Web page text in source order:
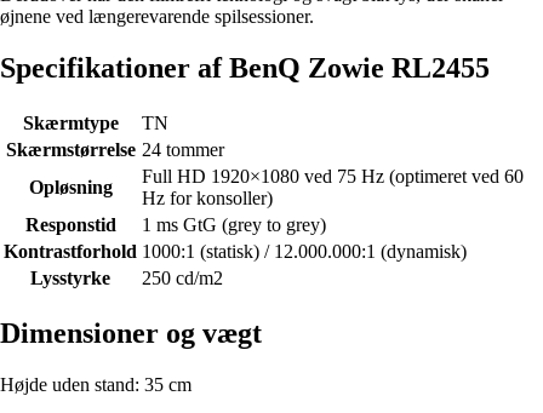
øjnene ved længerevarende spilsessioner.
Specifikationer af BenQ Zowie RL2455
Skærmtype
TN
Skærmstørrelse 24 tommer
Opløsning
Full HD 1920×1080 ved 75 Hz (optimeret ved 60
Hz for konsoller)
Responstid
1 ms GtG (grey to grey)
Kontrastforhold 1000:1 (statisk) / 12.000.000:1 (dynamisk)
Lysstyrke
250 cd/m2
Dimensioner og vægt
Højde uden stand: 35 cm